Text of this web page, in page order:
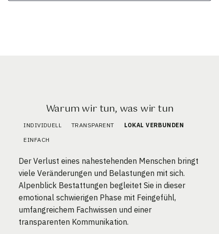
Warum wir tun, was wir tun
INDIVIDUELL TRANSPARENT LOKAL VERBUNDEN
EINFACH
Der Verlust eines nahestehenden Menschen bringt
viele Veränderungen und Belastungen mit sich.
Alpenblick Bestattungen begleitet Sie in dieser
emotional schwierigen Phase mit Feingefühl,
umfangreichem Fachwissen und einer
transparenten Kommunikation.